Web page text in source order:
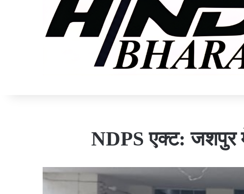
NDPS एक्ट: जशपुर